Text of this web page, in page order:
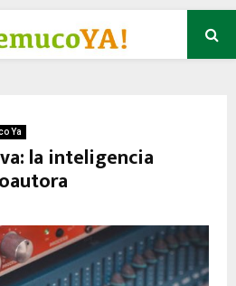
Ya
la inteligencia